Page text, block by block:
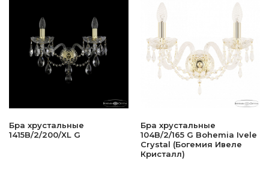
Бра хрустальные
1415B/2/200/XL G
Бра хрустальные
104B/2/165 G Bohemia Ivele
Crystal (Богемия Ивеле
Кристалл)